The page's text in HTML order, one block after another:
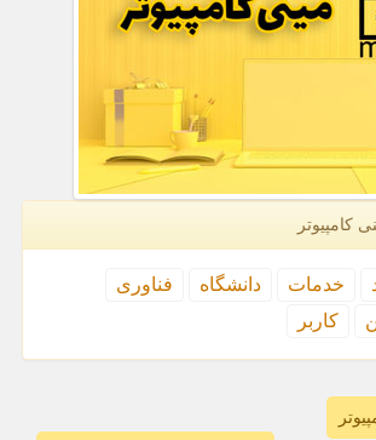
كامپیوتر
خدمات دانشگاه
فناوری
كاربر